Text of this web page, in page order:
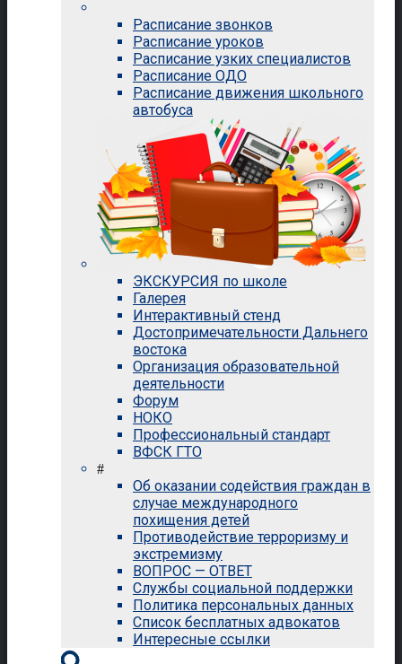
Расписание звонков
Расписание уроков
Расписание узких специалистов
Расписание ОДО
Расписание движения школьного
автобуса
ЭКСКУРСИЯ по школе
Галерея
Интерактивный стенд
Достопримечательности Дальнего
востока
Организация образовательной
деятельности
Форум
НОКО
Профессиональный стандарт
ВФСК ГТО
#
Об оказании содействия граждан в
случае международного
похищения детей
Противодействие терроризму и
экстремизму
ВОПРОС — ОТВЕТ
Службы социальной поддержки
Политика персональных данных
Список бесплатных адвокатов
Интересные ссылки